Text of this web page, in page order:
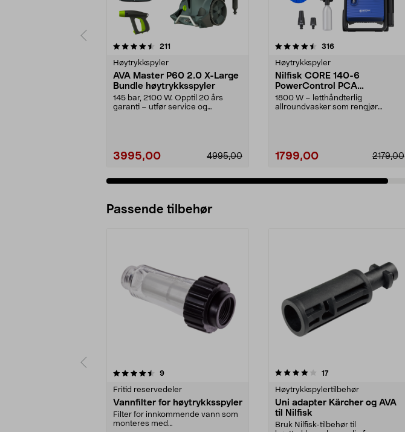
211
Høytrykkspyler
AVA Master P60 2.0 X-Large
Bundle høytrykksspyler
145 bar, 2100 W. Opptil 20 års
garanti – utfør service og
3995,00 4995,00
4.5 av 5 stjerner 316anmeldelser
Høytrykkspyler
Nilfisk CORE 140-6
PowerControl PCA
høytrykkspyler
1800 W – letthåndterlig
allroundvasker som rengjør
1799,00 2179,00
4.5 av 5 stjerner
Passende tilbehør
9anmeldelser
Fritid reservedeler
Vannfilter for høytrykksspyler
Filter for innkommende vann som
monteres med
4.0av 5 stjerner 17anmeldelser
Høytrykkspylertilbehør
Uni adapter Kärcher og AVA
til Nilfisk
Bruk Nilfisk-tilbehør til
5.0av 5 stjerner